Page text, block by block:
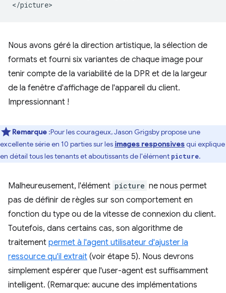
Nous avons géré la direction artistique, la sélection de
formats et fourni six variantes de chaque image pour
tenir compte de la variabilité de la DPR et de la largeur
de la fenêtre d'affichage de l'appareil du client.
Impressionnant !
Remarque :Pour les courageux, Jason Grigsby propose une
excellente série en 10 parties sur les images responsivesqui explique
en détail tous les tenants et aboutissants de l'élément picture.
Malheureusement, l'élément picture ne nous permet
pas de définir de règles sur son comportement en
fonction du type ou de la vitesse de connexion du client.
Toutefois, dans certains cas, son algorithme de
traitement permet à l'agent utilisateur d'ajuster la
ressource qu'il extrait (voir étape 5). Nous devrons
simplement espérer que l'user-agent est suffisamment
intelligent. (Remarque: aucune des implémentations